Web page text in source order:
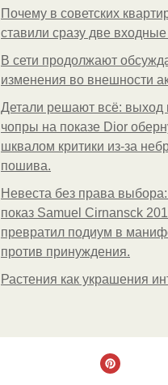
Почему в советских
ставили сразу две
В сети продолжают
изменения во внешности
Детали решают всё: выход
чопры на показе Dior
шквалом критики из-за
пошива.
Невеста без права выбора:
показ Samuel Cirnansck
превратил подиум в
против принуждения.
Растения как украшения